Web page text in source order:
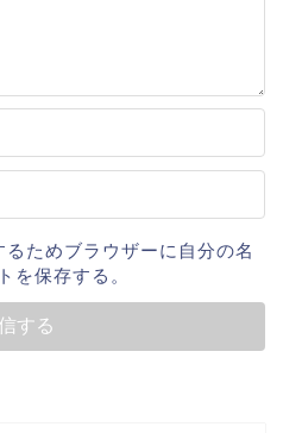
ためブラウザーに自分の名
を保存する。